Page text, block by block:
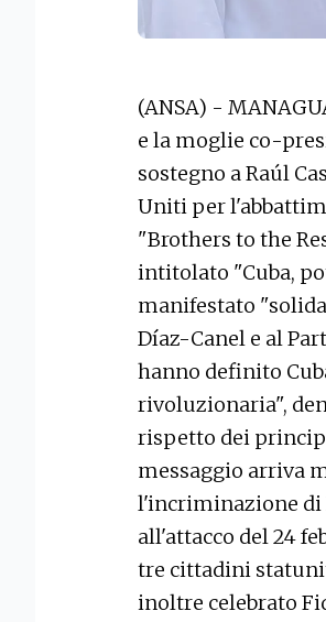
(ANSA) -
e la moglie co-
sostegno a Raúl
Uniti per
"Brothers to the
intitolato "Cuba,
manifestato
Díaz-Canel e al
hanno definito
rivoluzionaria",
rispetto dei
messaggio arriva
l'incriminazione di
all'attacco del 24
tre cittadini
inoltre celebrato